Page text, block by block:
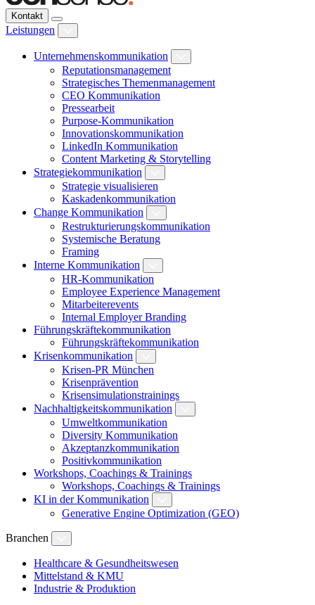
Kontakt
Leistungen
Unternehmenskommunikation
Reputationsmanagement
Strategisches Themenmanagement
CEO Kommunikation
Pressearbeit
Purpose-Kommunikation
Innovationskommunikation
LinkedIn Kommunikation
Content Marketing & Storytelling
Strategiekommunikation
Strategie visualisieren
Kaskadenkommunikation
Change Kommunikation
Restrukturierungskommunikation
Systemische Beratung
Framing
Interne Kommunikation
HR-Kommunikation
Employee Experience Management
Mitarbeiterevents
Internal Employer Branding
Führungskräftekommunikation
Führungskräftekommunikation
Krisenkommunikation
Krisen-PR München
Krisenprävention
Krisensimulationstrainings
Nachhaltigkeitskommunikation
Umweltkommunikation
Diversity Kommunikation
Akzeptanzkommunikation
Positivkommunikation
Workshops, Coachings & Trainings
Workshops, Coachings & Trainings
KI in der Kommunikation
Generative Engine Optimization (GEO)
Branchen
Healthcare & Gesundheitswesen
Mittelstand & KMU
Industrie & Produktion